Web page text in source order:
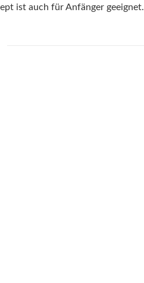
ist auch für Anfänger geeignet.